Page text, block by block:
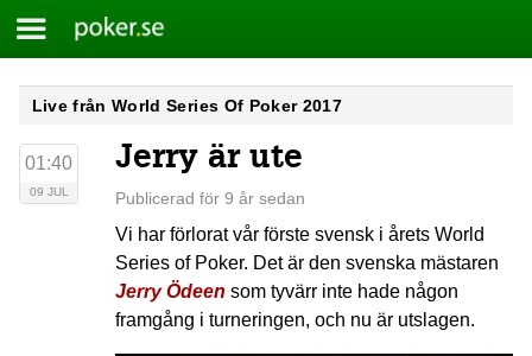
Skip
content
Meny
Poker.se
Live från World Series Of Poker 2017
01:40
09 JUL
Jerry är ute
Publicerad för 9 år sedan
Vi har förlorat vår förste svensk i årets World
Series of Poker. Det är den svenska mästaren
Jerry Ödeen som tyvärr inte hade någon
framgång i turneringen, och nu är utslagen.